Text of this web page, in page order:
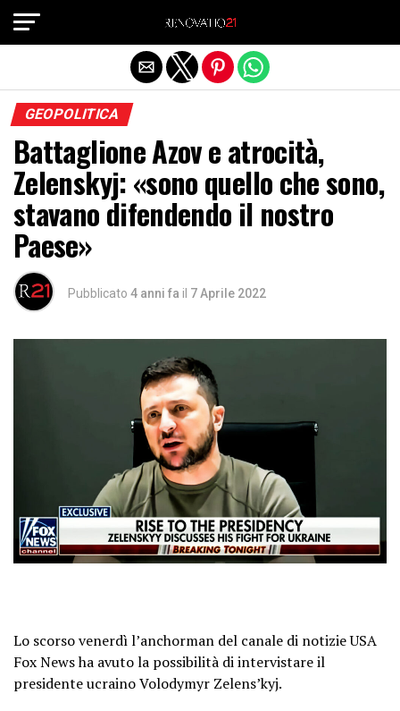
GEOPOLITICA
Battaglione Azov e atrocità,
Zelenskyj: «sono quello che sono,
stavano difendendo il nostro
Paese»
Pubblicato 4 anni fa il 7 Aprile 2022
Lo scorso venerdì l’anchorman del canale di notizie USA
Fox News ha avuto la possibilità di intervistare il
presidente ucraino Volodymyr Zelens’kyj.
Exit mobile version